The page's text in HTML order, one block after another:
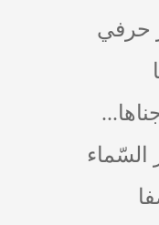
حرفي